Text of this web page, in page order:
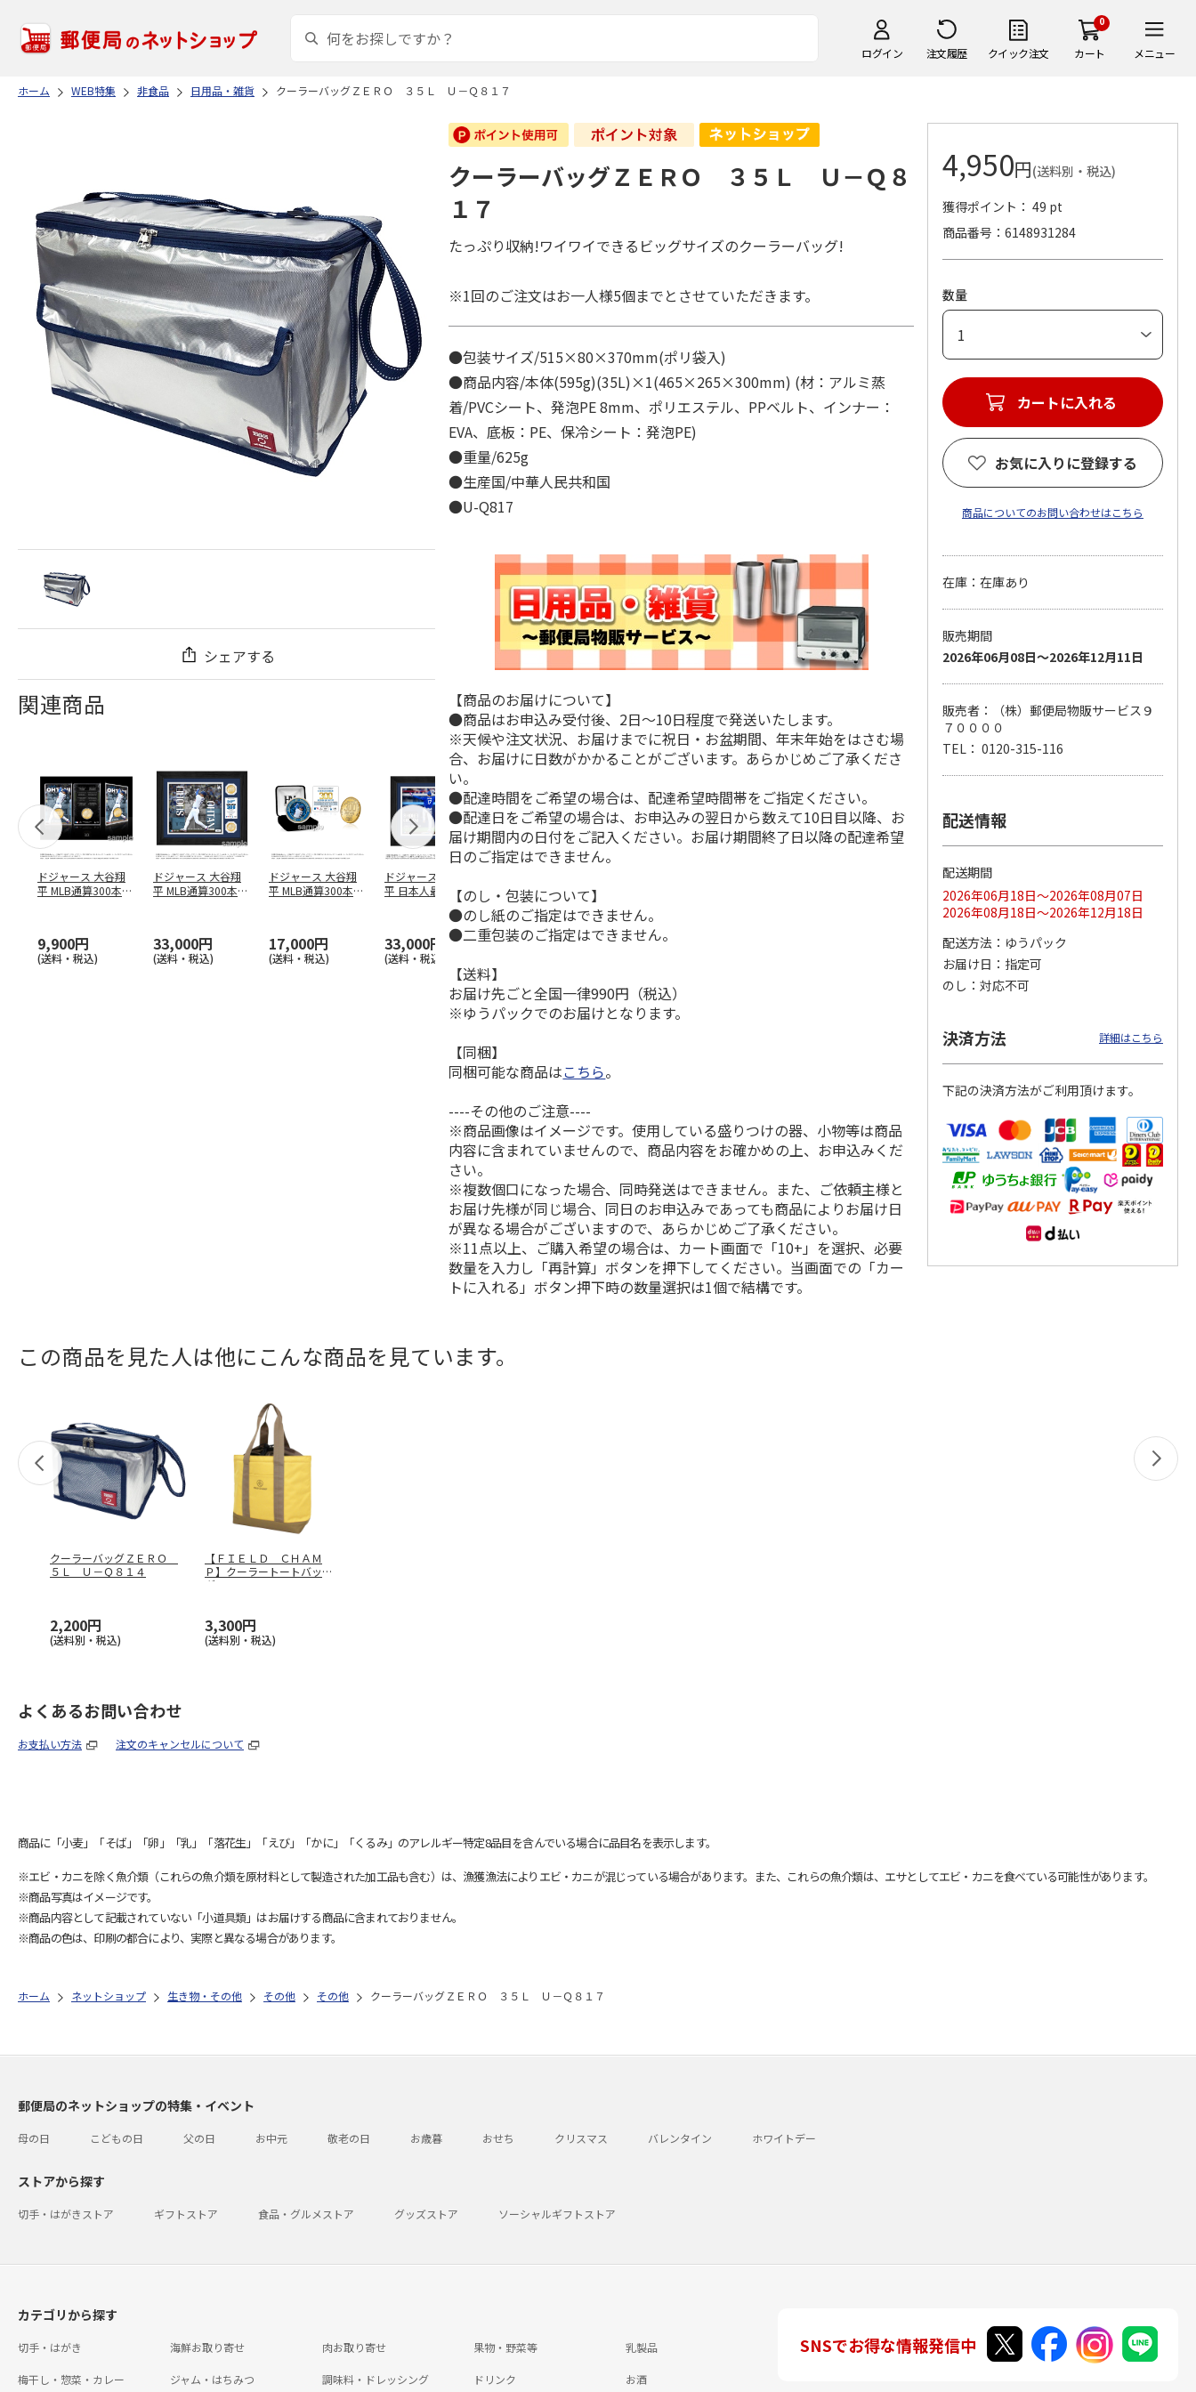
ログイン 注文履歴 クイック注文
0
カート メニュー
ホーム WEB特集 非食品 日用品・雑貨 クーラーバッグＺＥＲＯ ３５Ｌ Ｕ－Ｑ８１７
シェアする
関連商品
ドジャース 大谷翔
平 MLB通算300本塁
9,900円
(送料・税込)
ドジャース 大谷翔
平 MLB通算300本塁
33,000円
(送料・税込)
ドジャース 大谷翔
平 MLB通算300本塁
17,000円
(送料・税込)
ドジャース 大谷翔
平 日本人最多53試
合連続出塁記念 ダ
33,000円
(送料・税込)
谷翔平 2026 NL 3・
4月投手…
33,000円
イ…
9,900円
ドジャース 大谷翔
平 日本人最多53試
合連続出塁記念 シ
ル…
17,000円
(送料・税込)
谷翔平 2026 NL 3・
4月投手…
クーラーバッグＺＥＲＯ ３５Ｌ Ｕ－Ｑ８
１７
たっぷり収納!ワイワイできるビッグサイズのクーラーバッグ!
※1回のご注文はお一人様5個までとさせていただきます。
●包装サイズ/515×80×370mm(ポリ袋入)
●商品内容/本体(595g)(35L)×1(465×265×300mm) (材：アルミ蒸
着/PVCシート、発泡PE 8mm、ポリエステル、PPベルト、インナー：
EVA、底板：PE、保冷シート：発泡PE)
●重量/625g
●生産国/中華人民共和国
●U-Q817
【商品のお届けについて】
●商品はお申込み受付後、2日～10日程度で発送いたします。
※天候や注文状況、お届けまでに祝日・お盆期間、年末年始をはさむ場
合、お届けに日数がかかることがございます。あらかじめご了承くださ
い。
●配達時間をご希望の場合は、配達希望時間帯をご指定ください。
●配達日をご希望の場合は、お申込みの翌日から数えて10日目以降、お
届け期間内の日付をご記入ください。お届け期間終了日以降の配達希望
日のご指定はできません。
【のし・包装について】
●のし紙のご指定はできません。
●二重包装のご指定はできません。
【送料】
お届け先ごと全国一律990円（税込）
※ゆうパックでのお届けとなります。
【同梱】
同梱可能な商品はこちら。
----その他のご注意----
※商品画像はイメージです。使用している盛りつけの器、小物等は商品
内容に含まれていませんので、商品内容をお確かめの上、お申込みくだ
さい。
※複数個口になった場合、同時発送はできません。また、ご依頼主様と
お届け先様が同じ場合、同日のお申込みであっても商品によりお届け日
が異なる場合がございますので、あらかじめご了承ください。
※11点以上、ご購入希望の場合は、カート画面で「10+」を選択、必要
数量を入力し「再計算」ボタンを押下してください。当画面での「カー
トに入れる」ボタン押下時の数量選択は1個で結構です。
4,950円(送料別・税込)
獲得ポイント： 49 pt
商品番号
6148931284
数量
カートに入れる
お気に入りに登録する
商品についてのお問い合わせはこちら
在庫：在庫あり
販売期間
2026年06月08日～2026年12月11日
販売者：（株）郵便局物販サービス９
７００００
TEL： 0120-315-116
配送情報
配送期間
2026年06月18日～2026年08月07日
2026年08月18日～2026年12月18日
配送方法
ゆうパック
お届け日
指定可
のし
対応不可
決済方法 詳細はこちら
下記の決済方法がご利用頂けます。
この商品を見た人は他にこんな商品を見ています。
クーラーバッグＺＥＲＯ
５Ｌ Ｕ－Ｑ８１４
2,200円
(送料別・税込)
【ＦＩＥＬＤ ＣＨＡＭ
Ｐ】クーラートートバッ
グ ＦＣＰ－Ｃ
3,300円
(送料別・税込)
よくあるお問い合わせ
お支払い方法 注文のキャンセルについて
商品に「小麦」「そば」「卵」「乳」「落花生」「えび」「かに」「くるみ」のアレルギー特定8品目を含んでいる場合に品目名を表示します。
※エビ・カニを除く魚介類（これらの魚介類を原材料として製造された加工品も含む）は、漁獲漁法によりエビ・カニが混じっている場合があります。また、これらの魚介類は、エサとしてエビ・カニを食べている可能性があります。
※商品写真はイメージです。
※商品内容として記載されていない「小道具類」はお届けする商品に含まれておりません。
※商品の色は、印刷の都合により、実際と異なる場合があります。
ホーム ネットショップ 生き物・その他 その他 その他 クーラーバッグＺＥＲＯ ３５Ｌ Ｕ－Ｑ８１７
郵便局のネットショップの特集・イベント
母の日 こどもの日 父の日 お中元 敬老の日 お歳暮 おせち クリスマス バレンタイン ホワイトデー
ストアから探す
切手・はがきストア ギフトストア 食品・グルメストア グッズストア ソーシャルギフトストア
カテゴリから探す
切手・はがき 海鮮お取り寄せ 肉お取り寄せ 果物・野菜等 乳製品
梅干し・惣菜・カレー ジャム・はちみつ 調味料・ドレッシング ドリンク お酒
SNSでお得な情報発信中